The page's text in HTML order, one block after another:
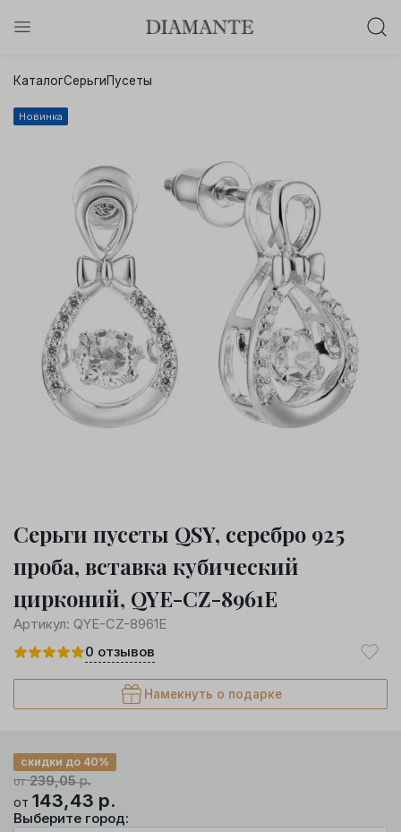
КаталогСерьгиПусеты
Новинка
Серьги пусеты QSY, серебро 925
проба, вставка кубический
цирконий, QYE-CZ-8961E
Артикул: QYE-CZ-8961E
0 отзывов
Намекнуть о подарке
от239,05р.
скидки до 40%
от 143,43 р.
Выберите город: